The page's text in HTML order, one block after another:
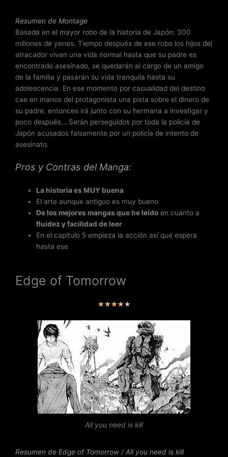
5
Resumen de Montage
Basada en el mayor robo de la historia de Japón: 300
millones de yenes. Tiempo después de ese robo los hijos del
atracador viven una vida normal hasta que su padre es
encontrado asesinado, se quedarán al cargo de un amigo
de la familia y pasarán su vida tranquila hasta su
adolescencia. En ese momento por casualidad del destino
cae en manos del protagonista una pista sobre el dinero de
su padre, entonces irá junto con su hermana a investigar y
poco después… Serán perseguidos por toda la policía de
Japón acusados falsamente por un policía de intento de
asesinato.
Pros y Contras del Manga:
La historia es MUY buena
El arte aunque antiguo es muy bueno
De los mejores mangas que he leído en cuanto a
fluidez y facilidad de leer
En el capítulo 5 empieza la acción así que espera
hasta ese
Edge of Tomorrow
★★★★★V
o
r
a
d
o
c
o
n
4
e
All you need is kill
Resumen de Edge of Tomorrow / All you need is kill